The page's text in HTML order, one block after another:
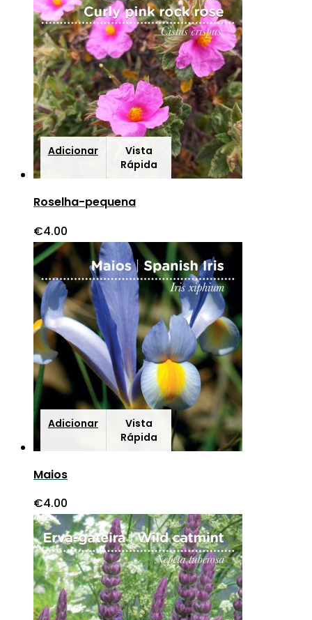
Adicionar
Vista
Rápida
Roselha-pequena
€4.00
Adicionar
Vista
Rápida
Maios
€4.00